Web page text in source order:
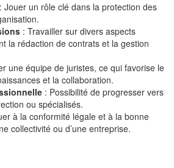
: Jouer un rôle clé dans la protection des
: Travailler sur divers aspects
la rédaction de contrats et la gestion
une équipe de juristes, ce qui favorise le
et la collaboration.
: Possibilité de progresser vers
ou spécialisés.
à la conformité légale et à la bonne
collectivité ou d’une entreprise.